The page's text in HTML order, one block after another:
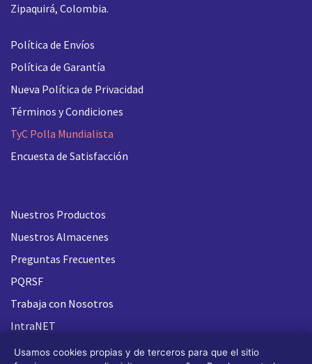
Zipaquirá, Colombia.
Política de Envíos
Política de Garantía
Nueva Política de Privacidad
Términos y Condiciones
TyC Polla Mundialista
Encuesta de Satisfacción
Nuestros Productos
Nuestros Almacenes
Preguntas Frecuentes
PQRSF
Trabaja con Nosotros
IntraNET
Usamos cookies propias y de terceros para que el sitio